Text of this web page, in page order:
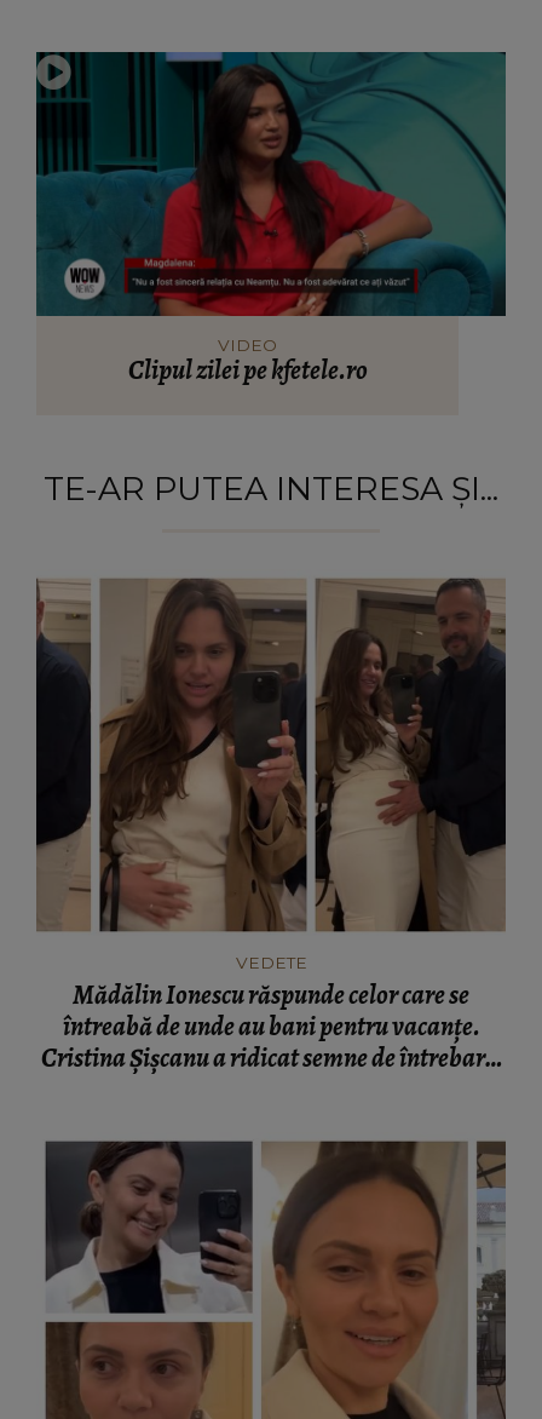
VIDEO
Clipul zilei pe kfetele.ro
TE-AR PUTEA INTERESA ȘI...
VEDETE
Mădălin Ionescu răspunde celor care se
întreabă de unde au bani pentru vacanțe.
Cristina Șișcanu a ridicat semne de întrebare: